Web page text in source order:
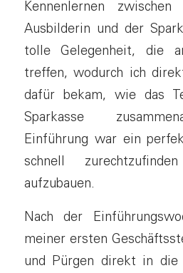
Kennenlernen
Ausbilderin und der
tolle Gelegenheit, die
treffen, wodurch ich
dafür bekam, wie das
Sparkasse
Einführung war ein
schnell
aufzubauen.
Nach der
meiner ersten
und Pürgen direkt in die